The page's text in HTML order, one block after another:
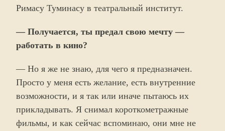
Римасу Туминасу в театральный институт.
— Получается, ты предал свою мечту —
работать в кино?
— Но я же не знаю, для чего я предназначен.
Просто у меня есть желание, есть внутренние
возможности, и я так или иначе пытаюсь их
прикладывать. Я снимал короткометражные
фильмы, и как сейчас вспоминаю, они мне не